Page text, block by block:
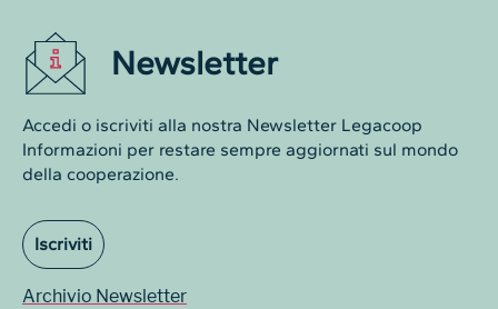
Newsletter
Accedi o iscriviti alla nostra Newsletter Legacoop
Informazioni per restare sempre aggiornati sul mondo
della cooperazione.
Iscriviti
Archivio Newsletter